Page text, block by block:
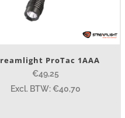
SL-20L
Oplaadbaar
(17) ProTac 1AAA
€49,25
Excl. BTW: €40,70